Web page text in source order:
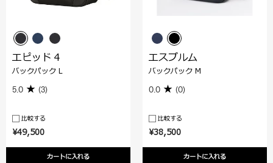
¥49,500
カートに入れる
エピッド 4
バックパック L
5.0 (3)
比較する
¥38,500
カートに入れる
エスプルム
バックパック M
0.0 (0)
比較する